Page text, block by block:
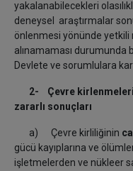
yakalanabilecekleri
deneysel araştırmalar
önlenmesi yönünde
alınamaması durumunda
Devlete ve sorumlulara
2- Çevre
zararlı sonuçları
a) Çevre kirliliğinin
gücü kayıplarına ve
işletmelerden ve nükleer